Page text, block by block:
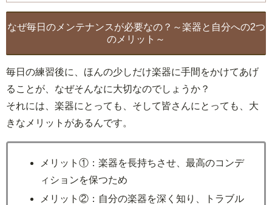
なぜ毎日のメンテナンスが必要なの？～楽器と自分への2つ
のメリット～
毎日の練習後に、ほんの少しだけ楽器に手間をかけてあげ
ることが、なぜそんなに大切なのでしょうか？
それには、楽器にとっても、そして皆さんにとっても、大
きなメリットがあるんです。
メリット①：楽器を長持ちさせ、最高のコンデ
ィションを保つため
メリット②：自分の楽器を深く知り、トラブル